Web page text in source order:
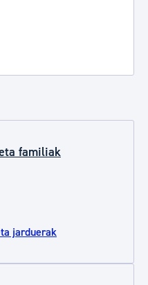
familiak
jarduerak